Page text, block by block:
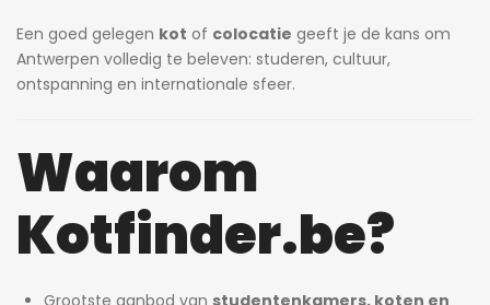
Een goed gelegen kot of colocatie geeft je de kans om
Antwerpen volledig te beleven: studeren, cultuur,
ontspanning en internationale sfeer.
Waarom
Kotfinder.be?
Grootste aanbod van studentenkamers, koten en